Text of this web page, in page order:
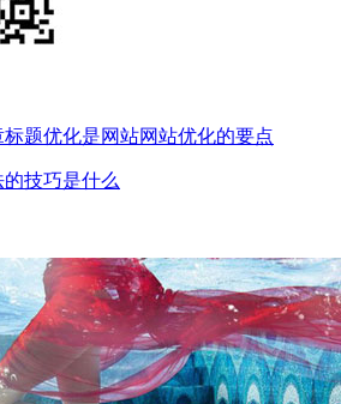
标题优化是网站网站优化的要点
技巧是什么